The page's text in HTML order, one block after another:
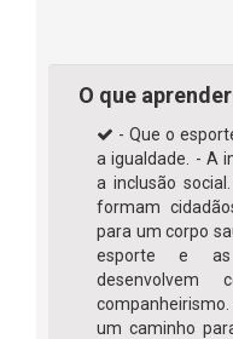
O que
- Que o
a igualdade. - A
a inclusão
formam
para um corpo
esporte e as
desenvolvem
um caminho